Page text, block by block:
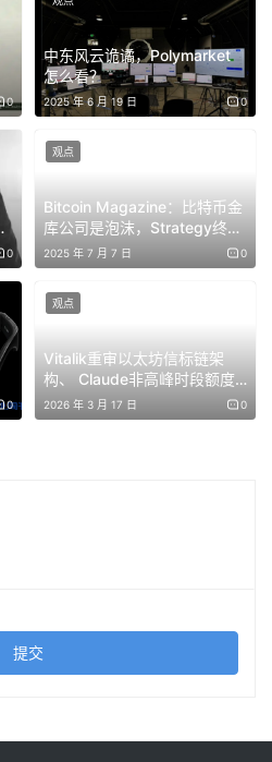
的数据。今年 Anthropic 办的
三千名报名者，最终前五名里
其余是律师、医生、做基建等
象的。五年前你想做一个软件产
人，因为代码这一关你过不去。
了一大半。
创新的入场券，第一次不再由会
不懂用户真正的需求”来决定。
在本次的小红书黑客松巅峰赛现
的律师同行，这是让我感到意
事人和家属需要什么；一个医生
降低。
的真正源头活水。
0
中东风云诡谲，Polymarket
怎么看？
2025 年 6 月 19 日 0
0
Bitcoin Magazine：比特币金
库公司是泡沫，Strategy终将
跌破每股净资产水平
2025 年 7 月 7 日 0
观点
0
Vitalik重审以太坊信标链架
构、 Claude非高峰时段额度
翻倍，英文区今天在聊啥？
2026 年 3 月 17 日 0
观点
提交